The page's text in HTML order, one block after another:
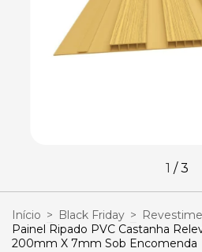
1 /3
Início > Black Friday >
Painel Ripado PVC Castanha
200mm X 7mm Sob Encomenda